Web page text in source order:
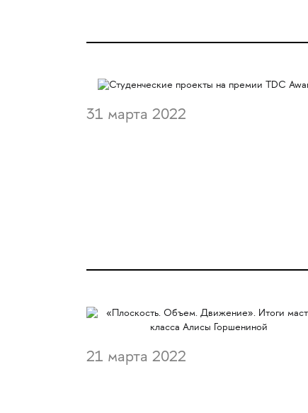
31 марта 2022
21 марта 2022